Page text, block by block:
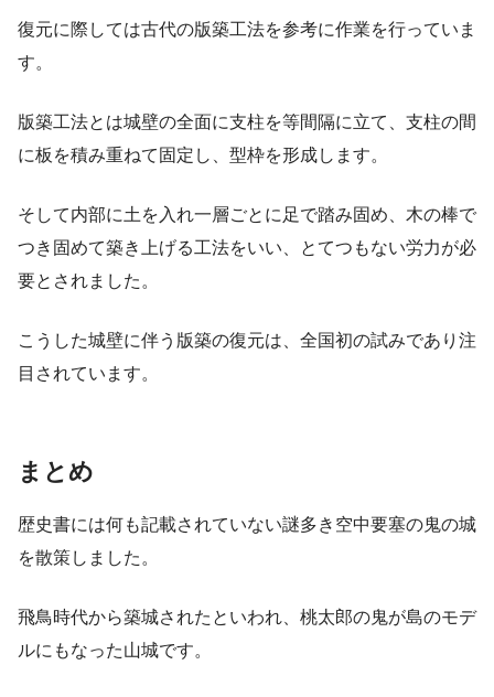
復元に際しては古代の版築工法を参考に作業を行っていま
す。
版築工法とは城壁の全面に支柱を等間隔に立て、支柱の間
に板を積み重ねて固定し、型枠を形成します。
そして内部に土を入れ一層ごとに足で踏み固め、木の棒で
つき固めて築き上げる工法をいい、とてつもない労力が必
要とされました。
こうした城壁に伴う版築の復元は、全国初の試みであり注
目されています。
まとめ
歴史書には何も記載されていない謎多き空中要塞の鬼の城
を散策しました。
飛鳥時代から築城されたといわれ、桃太郎の鬼が島のモデ
ルにもなった山城です。